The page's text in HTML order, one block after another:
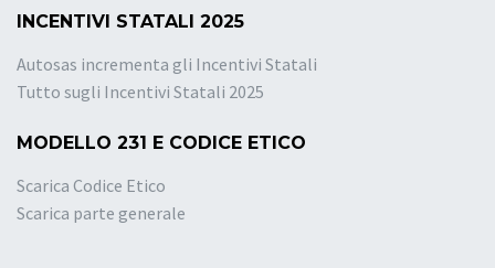
INCENTIVI STATALI 2025
Autosas incrementa gli Incentivi Statali
Tutto sugli Incentivi Statali 2025
MODELLO 231 E CODICE ETICO
Scarica Codice Etico
Scarica parte generale